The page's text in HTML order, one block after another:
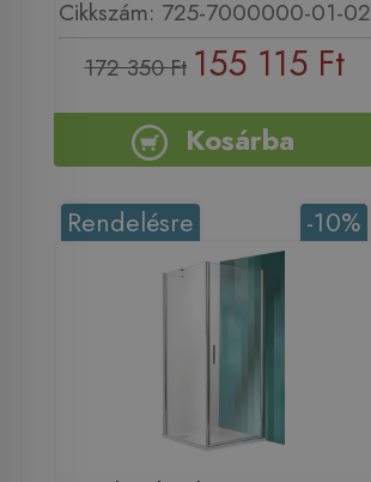
Cikkszám: 725-7000000-01-02
172 350 Ft 155 115 Ft
Kosárba
-10%
Rendelésre